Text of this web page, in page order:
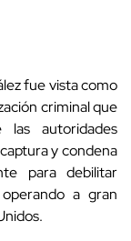
fue vista como
criminal que
autoridades
y condena
para debilitar
a gran